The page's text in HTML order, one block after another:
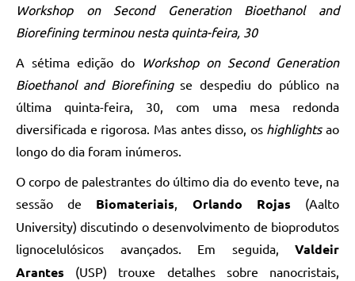
Workshop on Second Generation Bioethanol and
Biorefining terminou nesta quinta-feira, 30
A sétima edição do Workshop on Second Generation
Bioethanol and Biorefiningse despediu do público na
última quinta-feira, 30, com uma mesa redonda
diversificada e rigorosa. Mas antes disso, os highlights ao
longo do dia foram inúmeros.
O corpo de palestrantes do último dia do evento teve, na
sessão de Biomateriais Orlando Rojas (Aalto
University) discutindo o desenvolvimento de bioprodutos
lignocelulósicos avançados. Em seguida, Valdeir
Arantes (USP) trouxe detalhes sobre nanocristais,